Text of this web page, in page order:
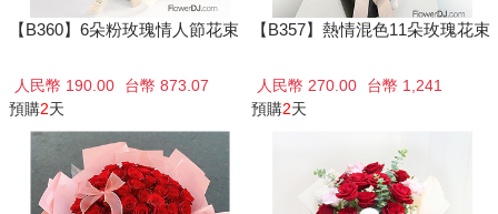
【B360】6朵粉玫瑰情人節花束
人民幣 190.00
台幣 873.07
預購2天
【B357】熱情混色11朵玫瑰花束
人民幣 270.00
台幣 1,241
預購2天